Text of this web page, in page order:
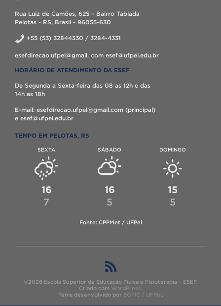
Rua Luiz de Camões, 625 – Bairro Tablada
Pelotas - RS, Brasil - 96055-630
+55 (53) 32844330 / 3284-4331
esefdirecao.ufpel@gmail. com esef@ufpel.edu.br
HORÁRIO DE ATENDIMENTO DA ESEF
De Segunda a Sexta-feira das 08 as 12h e das
14h as 18h
E-mail: esefdirecao.ufpel@gmail.com (principal)
e esef@ufpel.edu.br
TEMPO EM PELOTAS, RS
SEXTA
16
7
SÁBADO
16
5
DOMINGO
15
5
Fonte: CPPMet / UFPel
©2026 Escola Superior de Educação Física e Fisioterapia – ESEF.
Criado com WordPress.
Tema desenvolvido por SGTIC / UFPel .